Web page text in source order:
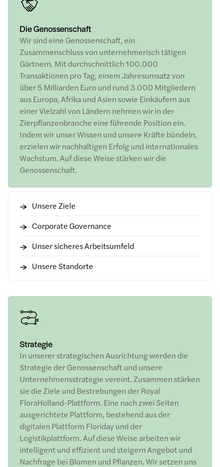
Die Genossenschaft
Wir sind eine Genossenschaft, ein
Zusammenschluss von unternehmerisch tätigen
Gärtnern. Mit durchschnittlich 100.000
Transaktionen pro Tag, einem Jahresumsatz von
über 5 Milliarden Euro und rund 3.000 Mitgliedern
aus Europa, Afrika und Asien sowie Einkäufern aus
einer Vielzahl von Ländern nehmen wir in der
Zierpflanzenbranche eine führende Position ein.
Indem wir unser Wissen und unsere Kräfte bündeln,
erzielen wir nachhaltigen Erfolg und internationales
Wachstum. Auf diese Weise stärken wir die
Genossenschaft.
Unsere Ziele
Corporate Governance
Unser sicheres Arbeitsumfeld
Unsere Standorte
Strategie
In unserer strategischen Ausrichtung werden die
Strategie der Genossenschaft und unsere
Unternehmensstrategie vereint. Zusammen stärken
sie die Ziele und Bestrebungen der Royal
FloraHolland-Plattform. Eine nach zwei Seiten
ausgerichtete Plattform, bestehend aus der
digitalen Plattform Floriday und der
Logistikplattform. Auf diese Weise arbeiten wir
intelligent und effizient und steigern Angebot und
Nachfrage bei Blumen und Pflanzen. Wir setzen uns